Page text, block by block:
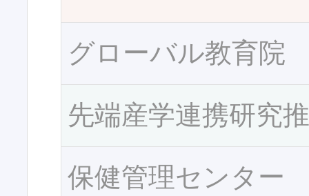
グローバル教育院
先端産学連携研究
保健管理センター